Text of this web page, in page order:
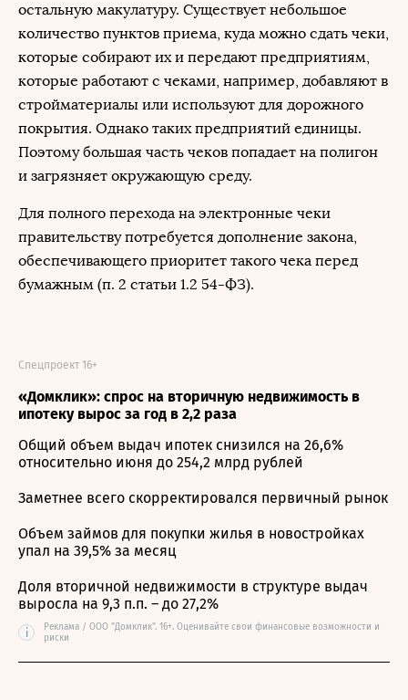
остальную макулатуру. Существует небольшое
количество пунктов приема, куда можно сдать чеки,
которые собирают их и передают предприятиям,
которые работают с чеками, например, добавляют в
стройматериалы или используют для дорожного
покрытия. Однако таких предприятий единицы.
Поэтому большая часть чеков попадает на полигон
и загрязняет окружающую среду.
Для полного перехода на электронные чеки
правительству потребуется дополнение закона,
обеспечивающего приоритет такого чека перед
бумажным (п. 2 статьи 1.2 54-ФЗ).
«Домклик»: спрос на вторичную недвижимость в
ипотеку вырос за год в 2,2 раза
Спецпроект 16+
Общий объем выдач ипотек снизился на 26,6%
относительно июня до 254,2 млрд рублей
Заметнее всего скорректировался первичный рынок
Объем займов для покупки жилья в новостройках
упал на 39,5% за месяц
Доля вторичной недвижимости в структуре выдач
выросла на 9,3 п.п. – до 27,2%
i
Реклама / ООО "Домклик". 16+. Оценивайте свои финансовые возможности и
риски